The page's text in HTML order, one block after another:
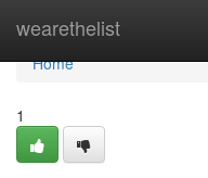
wearethelist
Home
Home
1